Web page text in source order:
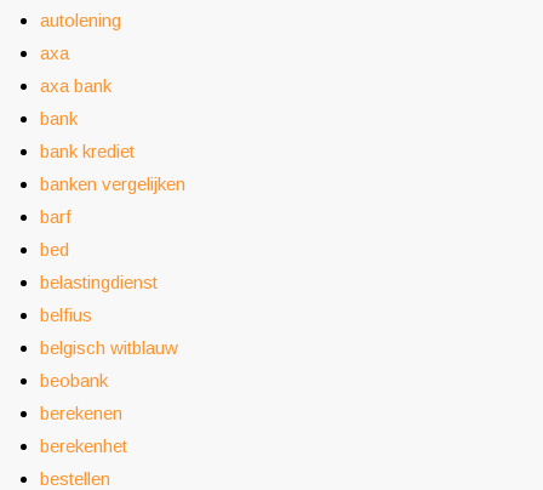
autolening
axa
axa bank
bank
bank krediet
banken vergelijken
barf
bed
belastingdienst
belfius
belgisch witblauw
beobank
berekenen
berekenhet
bestellen